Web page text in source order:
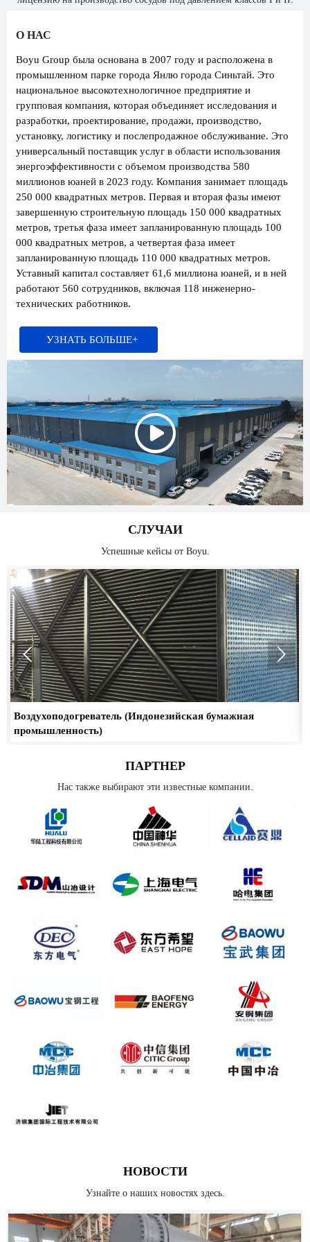
О НАС
Boyu Group была основана в 2007 году и расположена в
промышленном парке города Янлю города Синьтай. Это
национальное высокотехнологичное предприятие и
групповая компания, которая объединяет исследования и
разработки, проектирование, продажи, производство,
установку, логистику и послепродажное обслуживание. Это
универсальный поставщик услуг в области использования
энергоэффективности с объемом производства 580
миллионов юаней в 2023 году. Компания занимает площадь
250 000 квадратных метров. Первая и вторая фазы имеют
завершенную строительную площадь 150 000 квадратных
метров, третья фаза имеет запланированную площадь 100
000 квадратных метров, а четвертая фаза имеет
запланированную площадь 110 000 квадратных метров.
Уставный капитал составляет 61,6 миллиона юаней, и в ней
работают 560 сотрудников, включая 118 инженерно-
технических работников.
УЗНАТЬ БОЛЬШЕ+

СЛУЧАИ
Успешные кейсы от Boyu.
Воздухоподогреватель (Индонезийская бумажная
промышленность)
 
ПАРТНЕР
Нас также выбирают эти известные компании.
НОВОСТИ
Узнайте о наших новостях здесь.